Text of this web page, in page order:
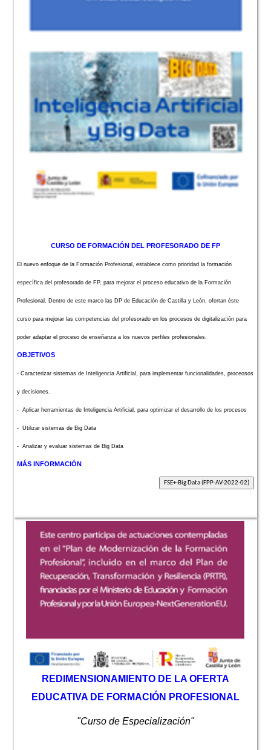
CURSO DE FORMACIÓN DEL PROFESORADO DE FP
El nuevo enfoque de la Formación Profesional, establece como prioridad la formación
específica del profesorado de FP, para mejorar el proceso educativo de la Formación
Profesional. Dentro de este marco las DP de Educación de Castilla y León, ofertan éste
curso para mejorar las competencias del profesorado en los procesos de digitalización para
poder adaptar el proceso de enseñanza a los nuevos perfiles profesionales.
OBJETIVOS
- Caracterizar sistemas de Inteligencia Artificial, para implementar funcionalidades, proceosos
y decisiones.
- Aplicar herramientas de Inteligencia Artificial, para optimizar el desarrollo de los procesos
- Utilizar sistemas de Big Data
- Analizar y evaluar sistemas de Big Data
MÁS INFORMACIÓN
REDIMENSIONAMIENTO DE LA OFERTA
EDUCATIVA DE FORMACIÓN PROFESIONAL
"Curso de Especialización"